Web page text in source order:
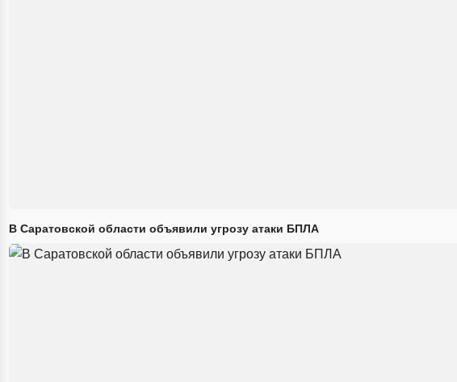
В Саратовской области объявили угрозу атаки БПЛА